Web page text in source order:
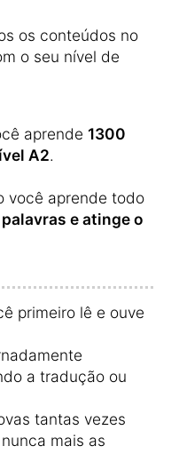
os conteúdos no
o seu nível de
aprende 1300
A2.
você aprende todo
e atinge o
primeiro lê e ouve
a tradução ou
tantas vezes
mais as